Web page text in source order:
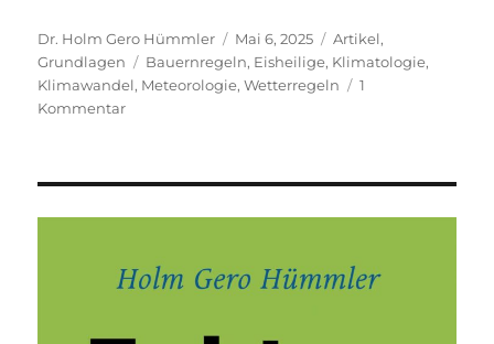
Autor
Dr. Holm Gero Hümmler
Veröffentlicht
am
Mai 6, 2025 Kategorien
Artikel,
Grundlagen
Schlagwörter
Bauernregeln, Eisheilige, Klimatologie,
Klimawandel, Meteorologie,Wetterregeln
1
Kommentarzu